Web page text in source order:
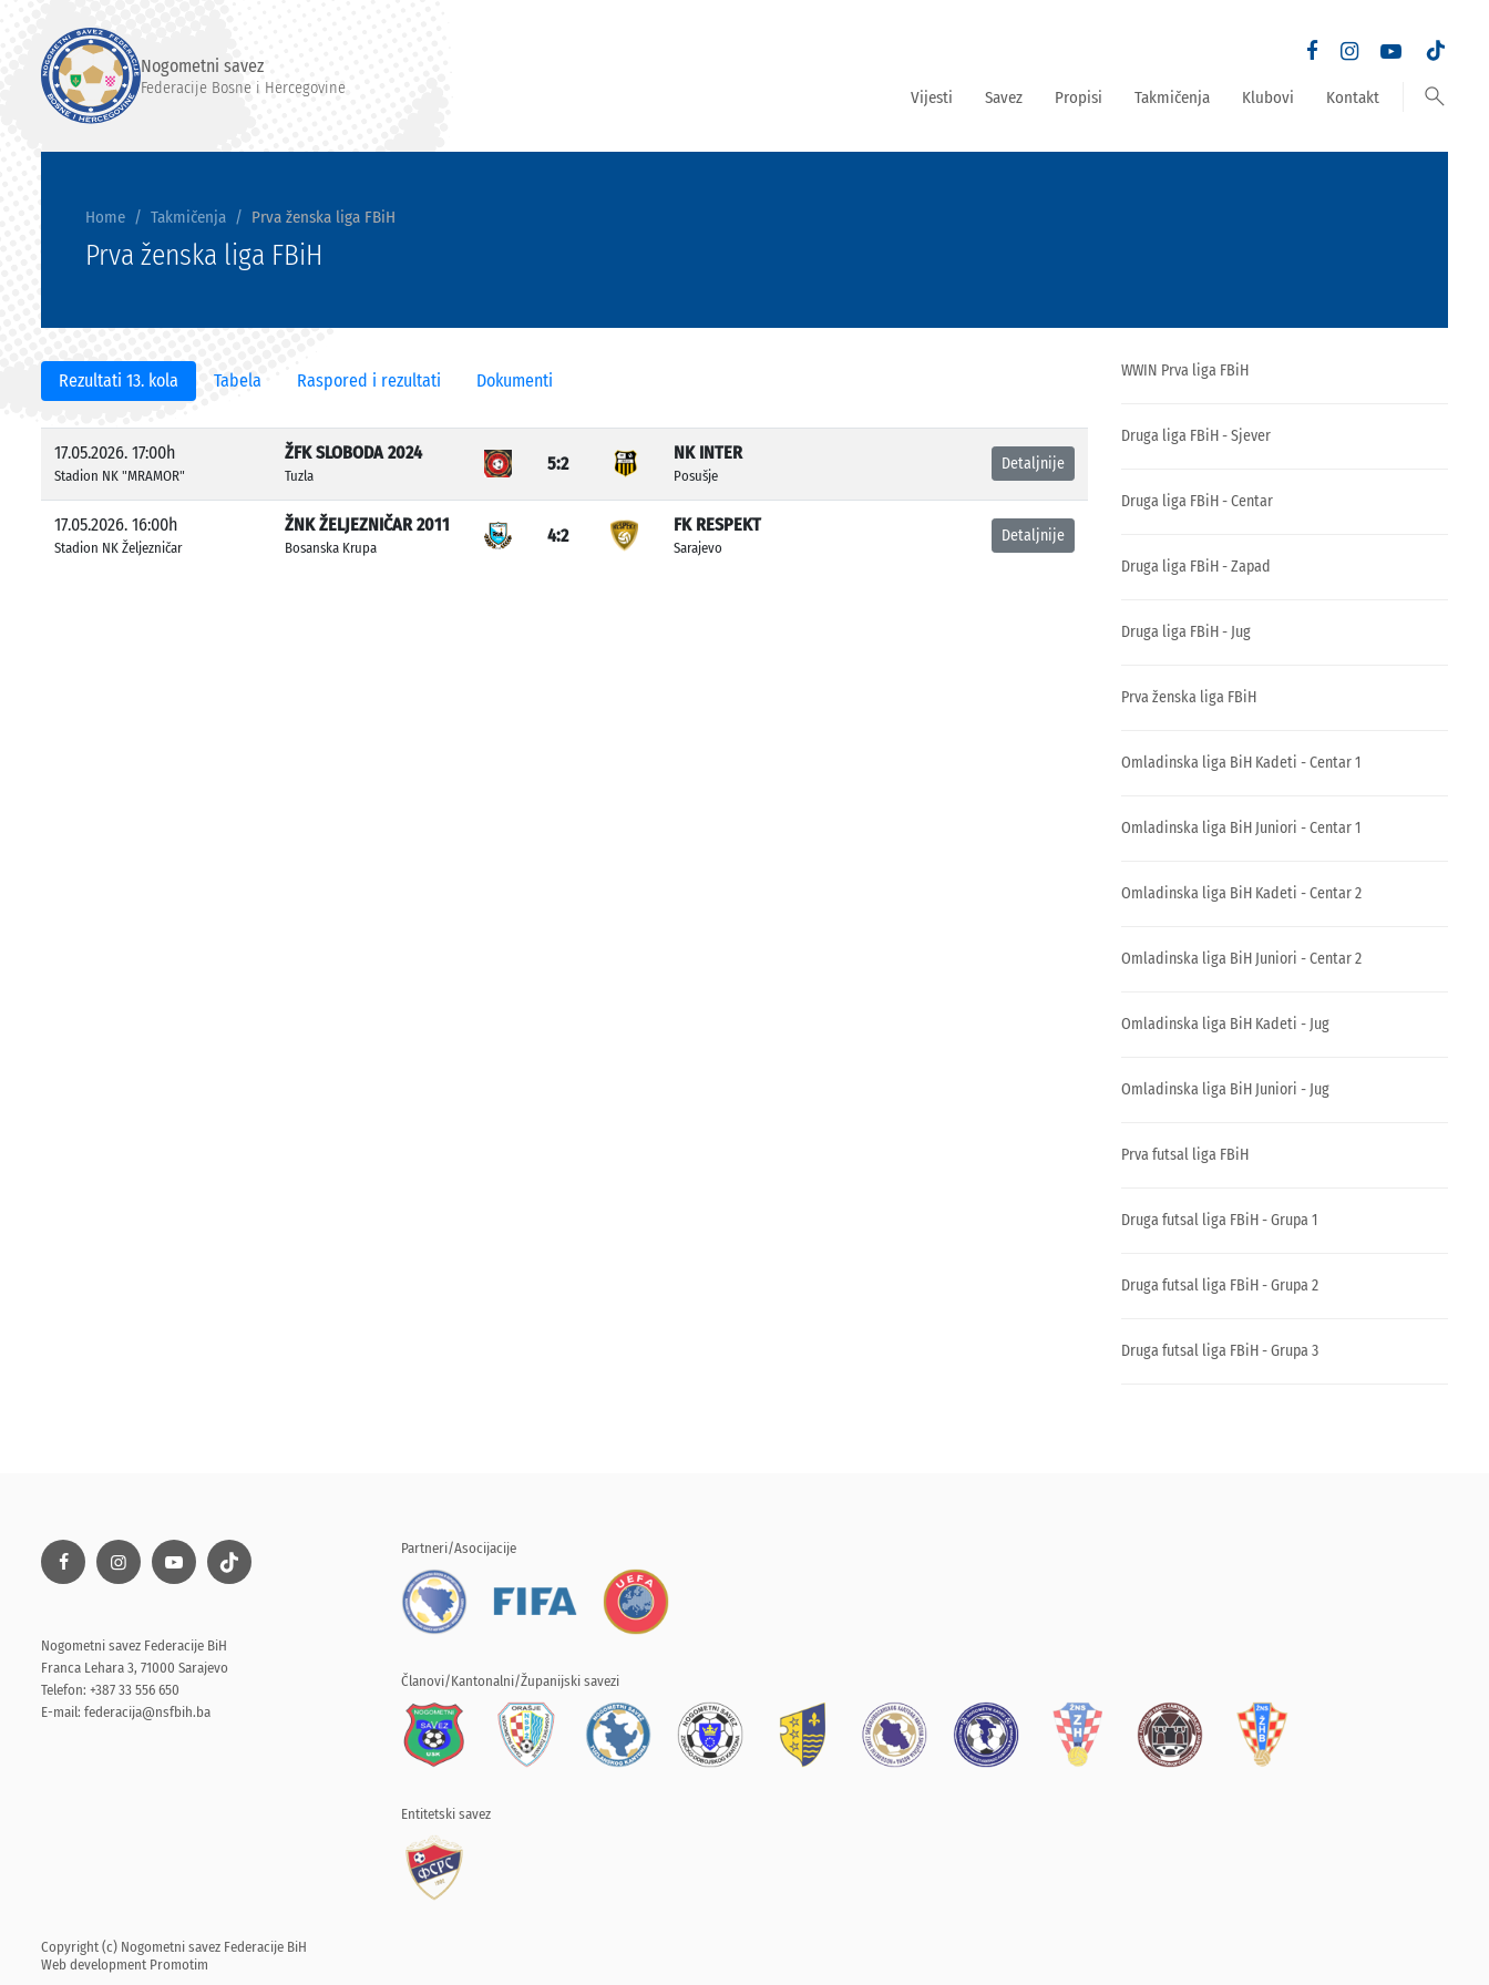
Nogometni savez
Federacije Bosne i Hercegovine Vijesti Savez Propisi Takmičenja Klubovi Kontakt search
Home Takmičenja Prva ženska liga FBiH
Prva ženska liga FBiH
Rezultati 13. kola Tabela Raspored i rezultati Dokumenti
17.05.2026. 17:00h
Stadion NK "MRAMOR"
ŽFK SLOBODA 2024
Tuzla
5:2
NK INTER
Posušje
Detaljnije
17.05.2026. 16:00h
Stadion NK Željezničar
ŽNK ŽELJEZNIČAR 2011
Bosanska Krupa
4:2
FK RESPEKT
Sarajevo
Detaljnije
WWIN Prva liga FBiH
Druga liga FBiH - Sjever
Druga liga FBiH - Centar
Druga liga FBiH - Zapad
Druga liga FBiH - Jug
Prva ženska liga FBiH
Omladinska liga BiH Kadeti - Centar 1
Omladinska liga BiH Juniori - Centar 1
Omladinska liga BiH Kadeti - Centar 2
Omladinska liga BiH Juniori - Centar 2
Omladinska liga BiH Kadeti - Jug
Omladinska liga BiH Juniori - Jug
Prva futsal liga FBiH
Druga futsal liga FBiH - Grupa 1
Druga futsal liga FBiH - Grupa 2
Druga futsal liga FBiH - Grupa 3
Nogometni savez Federacije BiH
Franca Lehara 3, 71000 Sarajevo
Telefon: +387 33 556 650
E-mail: federacija@nsfbih.ba
Partneri/Asocijacije
Članovi/Kantonalni/Županijski savezi
Entitetski savez
Copyright (c) Nogometni savez Federacije BiH
Web development Promotim